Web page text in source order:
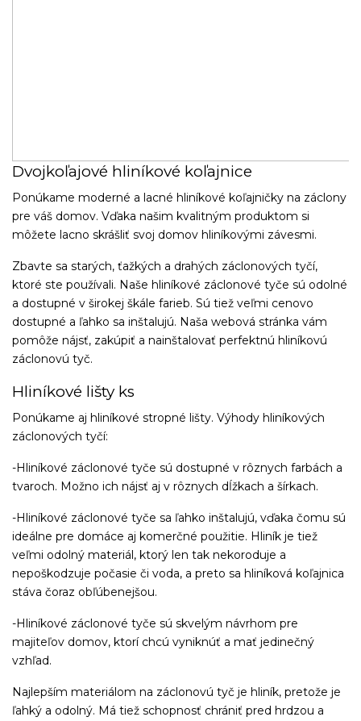
Dvojkoľajové hliníkové koľajnice
Ponúkame moderné a lacné hliníkové koľajničky na záclony
pre váš domov. Vďaka našim kvalitným produktom si
môžete lacno skrášliť svoj domov hliníkovými závesmi.
Zbavte sa starých, ťažkých a drahých záclonových tyčí,
ktoré ste používali. Naše hliníkové záclonové tyče sú odolné
a dostupné v širokej škále farieb. Sú tiež veľmi cenovo
dostupné a ľahko sa inštalujú. Naša webová stránka vám
pomôže nájsť, zakúpiť a nainštalovať perfektnú hliníkovú
záclonovú tyč.
Hliníkové lišty ks
Ponúkame aj hliníkové stropné lišty. Výhody hliníkových
záclonových tyčí:
-Hliníkové záclonové tyče sú dostupné v rôznych farbách a
tvaroch. Možno ich nájsť aj v rôznych dĺžkach a šírkach.
-Hliníkové záclonové tyče sa ľahko inštalujú, vďaka čomu sú
ideálne pre domáce aj komerčné použitie. Hliník je tiež
veľmi odolný materiál, ktorý len tak nekoroduje a
nepoškodzuje počasie či voda, a preto sa hliníková koľajnica
stáva čoraz obľúbenejšou.
-Hliníkové záclonové tyče sú skvelým návrhom pre
majiteľov domov, ktorí chcú vyniknúť a mať jedinečný
vzhľad.
Najlepším materiálom na záclonovú tyč je hliník, pretože je
ľahký a odolný. Má tiež schopnosť chrániť pred hrdzou a